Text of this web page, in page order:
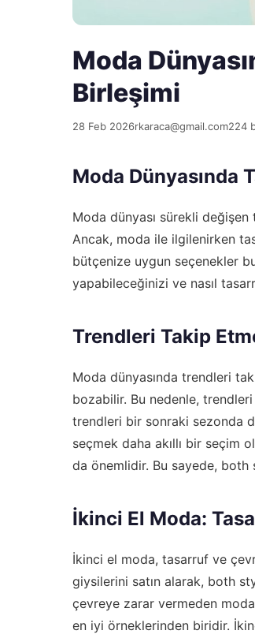
Moda
Birleşimi
28 Feb 2026rkaraca@gmail.com224
Moda Dünyasında
Moda dünyası sürekli
Ancak, moda ile ilgilenirken
bütçenize uygun seçenekler
yapabileceğinizi ve nasıl
Trendleri Takip
Moda dünyasında trendleri
bozabilir. Bu nedenle,
trendleri bir sonraki sezonda
seçmek daha akıllı bir seçim
da önemlidir. Bu sayede,
İkinci El Moda:
İkinci el moda, tasarruf ve
giysilerini satın alarak, both
çevreye zarar vermeden
en iyi örneklerinden biridir.